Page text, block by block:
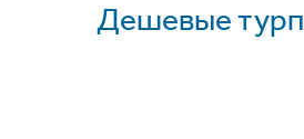
Дешевые